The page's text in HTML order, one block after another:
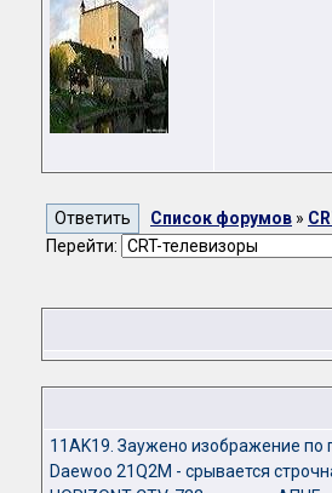
Список форумов »
Перейти:
11AK19. Заужено изображение по
Daewoo 21Q2M - срывается